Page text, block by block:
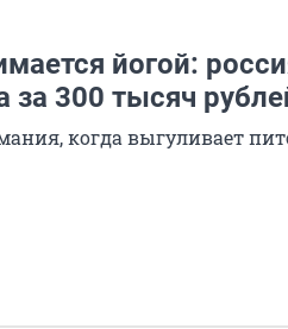
йогой:
за 300 тысяч
когда выгуливает